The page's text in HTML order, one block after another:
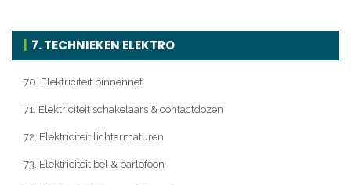
7. TECHNIEKEN ELEKTRO
70. Elektriciteit binnennet
71. Elektriciteit schakelaars & contactdozen
72. Elektriciteit lichtarmaturen
73. Elektriciteit bel & parlofoon